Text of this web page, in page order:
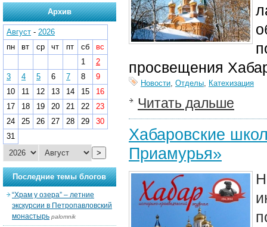
просвещения
Новости, Отделы, Катехизация
Читать дальше
Хабаровские
Приамурья»
Архив
Август - 2026
пн
вт ср чт пт сб
вс
1
2
3
4 5 6 7 8
9
10
11 12 13 14 15
16
17
18 19 20 21 22
23
24
25 26 27 28 29
30
31
>
Последние темы блогов
“Храм у озера” – летние
экскурсии в Петропавловский
монастырь palomnik